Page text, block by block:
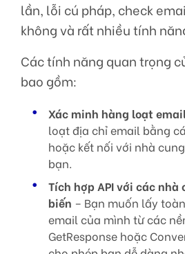
lần, lỗi cú pháp, check
không và rất nhiều tính
Các tính năng quan trọng
bao gồm:
Xác minh hàng loạt
loạt địa chỉ email bằng
hoặc kết nối với nhà
bạn.
Tích hợp API với các
biến – Bạn muốn lấy
email của mình từ các
GetResponse hoặc